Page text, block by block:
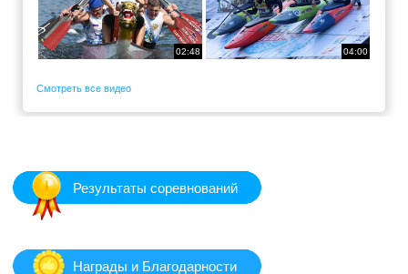
02:48 04:00
Смотреть все видео
Результаты соревнований
Награды и Благодарности